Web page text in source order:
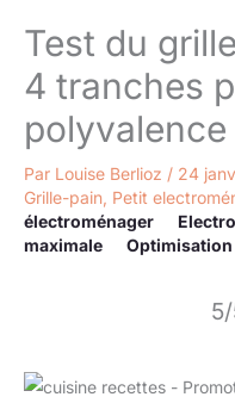
Test du
4 tranches
Par Louise Berlioz / 24
Grille-pain Petit
électroménager
maximale
Optimisation